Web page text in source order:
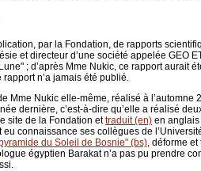
par la Fondation, de rapports
et directeur d’une société appelée GEO
; d’après Mme Nukic, ce rapport aurait
n’a jamais été publié.
Mme Nukic elle-même, réalisé à
dernière, c’est-à-dire qu’elle a réalisé
site de la Fondation ettraduit (en) en anglais
eu connaissance ses collègues de
du Soleil de Bosnie" (bs) , déforme
égyptien Barakat n’a pas pu prendre